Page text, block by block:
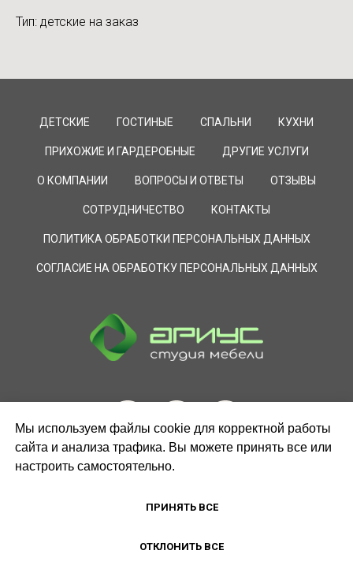
Тип: детские на заказ
ДЕТСКИЕ ГОСТИНЫЕ СПАЛЬНИ КУХНИ
ПРИХОЖИЕ И ГАРДЕРОБНЫЕ ДРУГИЕ УСЛУГИ
О КОМПАНИИ ВОПРОСЫ И ОТВЕТЫ ОТЗЫВЫ
СОТРУДНИЧЕСТВО КОНТАКТЫ
ПОЛИТИКА ОБРАБОТКИ ПЕРСОНАЛЬНЫХ ДАННЫХ
СОГЛАСИЕ НА ОБРАБОТКУ ПЕРСОНАЛЬНЫХ ДАННЫХ
Мы используем файлы cookie для корректной работы
сайта и анализа трафика. Вы можете принять все или
настроить самостоятельно.
ПРИНЯТЬ ВСЕ
ОТКЛОНИТЬ ВСЕ